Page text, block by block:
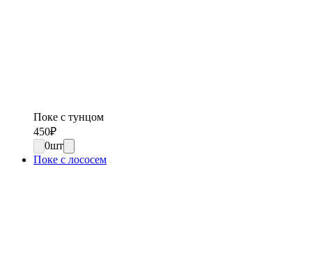
Поке с тунцом
450₽
0шт
Поке с лососем